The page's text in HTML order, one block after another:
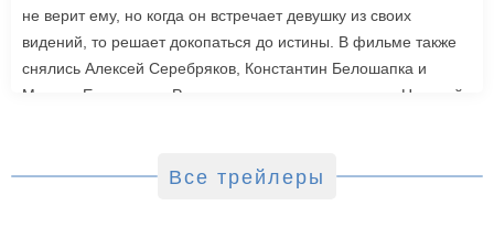
не верит ему, но когда он встречает девушку из своих
видений, то решает докопаться до истины. В фильме также
снялись Алексей Серебряков, Константин Белошапка и
Максим Емельянов. Режиссером картины выступил Николай
Все трейлеры